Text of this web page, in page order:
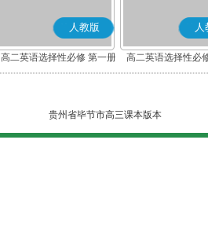
人教版
高二英语选择性必修 第一册
人
高二英语选择性必
贵州省毕节市高三课本版本